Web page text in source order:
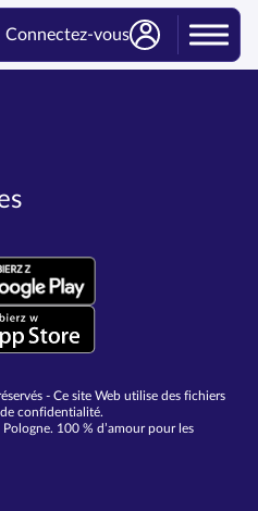
Connectez-vous
- Ce site Web utilise des fichiers
confidentialité.
100 % d’amour pour les